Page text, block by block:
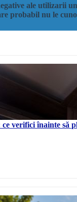
ale utilizarii
probabil nu le
verifici înainte să